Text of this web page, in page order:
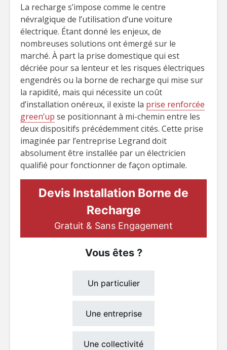
La recharge s’impose comme le centre
névralgique de l’utilisation d’une voiture
électrique. Étant donné les enjeux, de
nombreuses solutions ont émergé sur le
marché. À part la prise domestique qui est
décriée pour sa lenteur et les risques électriques
engendrés ou la borne de recharge qui mise sur
la rapidité, mais qui nécessite un coût
d’installation onéreux, il existe la prise renforcée
green’up se positionnant à mi-chemin entre les
deux dispositifs précédemment cités. Cette prise
imaginée par l’entreprise Legrand doit
absolument être installée par un électricien
qualifié pour fonctionner de façon optimale.